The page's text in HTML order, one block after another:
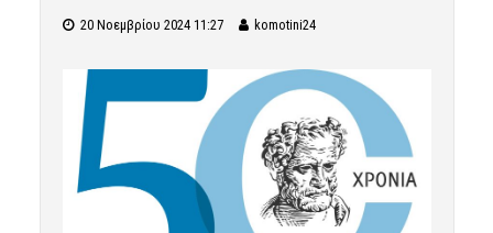
20 Νοεμβρίου 2024 11:27 komotini24